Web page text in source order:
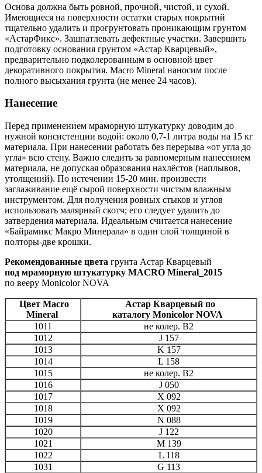
Основа должна быть ровной, прочной, чистой, и сухой.
Имеющиеся на поверхности остатки старых покрытий
тщательно удалить и прогрунтовать проникающим грунтом
«АстарФикс». Зашпатлевать дефектные участки. Завершить
подготовку основания грунтом «Астар Кварцевый»,
предварительно подколерованным в основной цвет
декоративного покрытия. Macro Mineral наносим после
полного высыхания грунта (не менее 24 часов).
Нанесение
Перед применением мраморную штукатурку доводим до
нужной консистенции водой: около 0,7-1 литра воды на 15 кг
материала. При нанесении работать без перерыва «от угла до
угла» всю стену. Важно следить за равномерным нанесением
материала, не допуская образования нахлёстов (наплывов,
утолщений). По истечении 15-20 мин. произвести
заглаживание ещё сырой поверхности чистым влажным
инструментом. Для получения ровных стыков и углов
использовать малярный скотч; его следует удалить до
затвердения материала. Идеальным считается нанесение
«Байрамикс Макро Минерала» в один слой толщиной в
полторы-две крошки.
Рекомендованные цвета грунта Астар Кварцевый
под мраморную штукатурку MACRO Mineral_2015
по вееру Monicolor NOVA
Цвет Macro
Mineral
Астар Кварцевый по
каталогу Monicolor NOVA
1011
не колер. В2
1012
J 157
1013
K 157
1014
L 158
1015
не колер. В2
1016
J 050
1017
X 092
1018
X 092
1019
N 088
1020
J 122
1021
M 139
1022
L 118
1031
G 113